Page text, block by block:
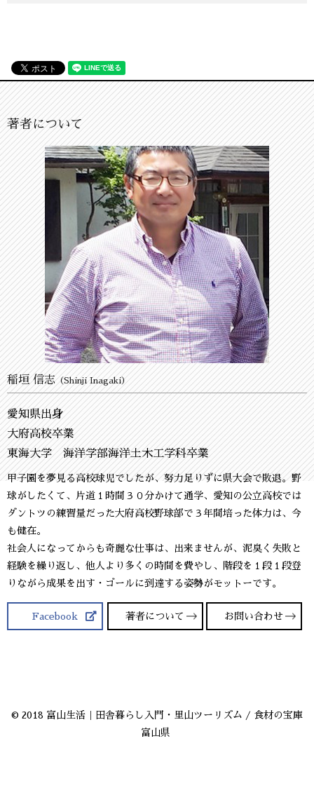
著者について
稲垣 信志（Shinji Inagaki）
愛知県出身
大府高校卒業
東海大学 海洋学部海洋土木工学科卒業
甲子園を夢見る高校球児でしたが、努力足りずに県大会で敗退。野
球がしたくて、片道１時間３０分かけて通学、愛知の公立高校では
ダントツの練習量だった大府高校野球部で３年間培った体力は、今
も健在。
社会人になってからも奇麗な仕事は、出来ませんが、泥臭く失敗と
経験を繰り返し、他人より多くの時間を費やし、階段を１段１段登
りながら成果を出す・ゴールに到達する姿勢がモットーです。
Facebook 著者について お問い合わせ
© 2018 富山生活｜田舎暮らし入門・里山ツーリズム / 食材の宝庫
富山県